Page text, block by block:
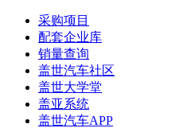
采购项目
配套企业库
销量查询
盖世汽车社区
盖世大学堂
盖亚系统
盖世汽车APP